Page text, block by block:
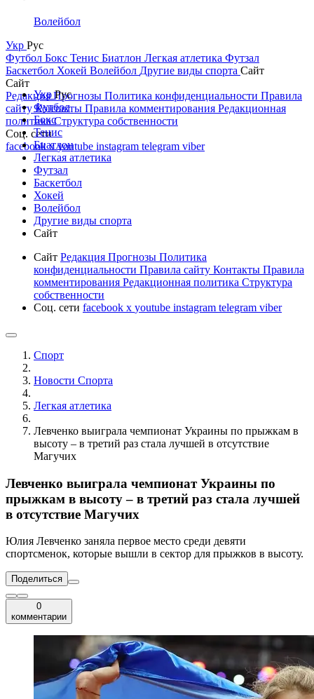
Волейбол
Укр Рус
Футбол Бокс Тенис Биатлон Легкая атлетика Футзал
Баскетбол Хокей Волейбол Другие виды спорта Сайт
Сайт
РедакцияПрогнозы Политика конфиденциальности Правила
сайтуКонтакты Правила комментирования Редакционная
политикаСтруктура собственности
Соц. сети
facebookxyoutube instagram telegram viber
УкрРус
Футбол
Бокс
Тенис
Биатлон
Легкая атлетика
Футзал
Баскетбол
Хокей
Волейбол
Другие виды спорта
Сайт
Сайт Редакция Прогнозы Политика
конфиденциальности Правила сайту Контакты Правила
комментирования Редакционная политика Структура
собственности
Соц. сети facebook x youtube instagram telegram viber
Спорт
Новости Cпорта
Легкая атлетика
Левченко выиграла чемпионат Украины по прыжкам в
высоту – в третий раз стала лучшей в отсутствие
Магучих
Левченко выиграла чемпионат Украины по
прыжкам в высоту – в третий раз стала лучшей
в отсутствие Магучих
Юлия Левченко заняла первое место среди девяти
спортсменок, которые вышли в сектор для прыжков в высоту.
Поделиться
0
комментарии